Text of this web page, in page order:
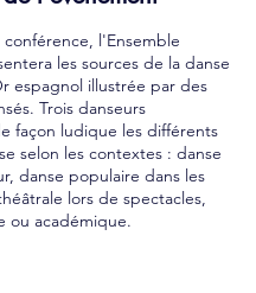
l'Ensemble
les sources de la danse
espagnol illustrée par des
Trois danseurs
façon ludique les différents
selon les contextes : danse
danse populaire dans les
lors de spectacles,
ou académique.